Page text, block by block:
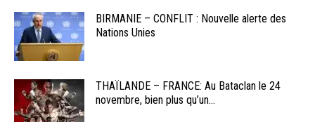
BIRMANIE – CONFLIT : Nouvelle alerte des
Nations Unies
THAÏLANDE – FRANCE: Au Bataclan le 24
novembre, bien plus qu’un...